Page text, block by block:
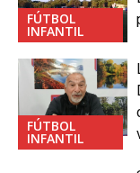
FÚTBOL
INFANTIL
FÚTBOL
INFANTIL